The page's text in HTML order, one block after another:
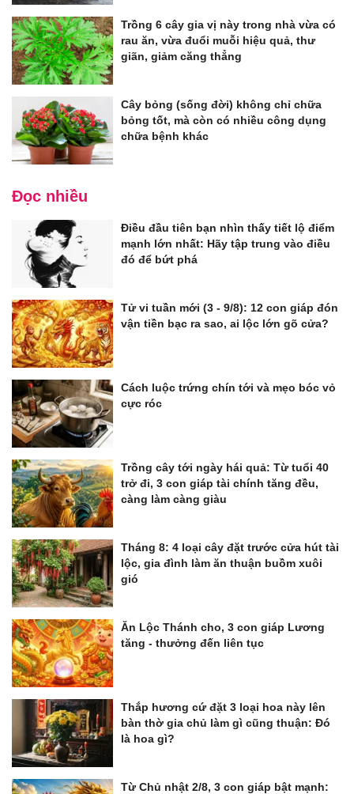
Trồng 6 cây gia vị này trong nhà vừa có
rau ăn, vừa đuổi muỗi hiệu quả, thư
giãn, giảm căng thẳng
Cây bỏng (sống đời) không chỉ chữa
bỏng tốt, mà còn có nhiều công dụng
chữa bệnh khác
Đọc nhiều
Điều đầu tiên bạn nhìn thấy tiết lộ điểm
mạnh lớn nhất: Hãy tập trung vào điều
đó để bứt phá
Tử vi tuần mới (3 - 9/8): 12 con giáp đón
vận tiền bạc ra sao, ai lộc lớn gõ cửa?
Cách luộc trứng chín tới và mẹo bóc vỏ
cực róc
Trồng cây tới ngày hái quả: Từ tuổi 40
trở đi, 3 con giáp tài chính tăng đều,
càng làm càng giàu
Tháng 8: 4 loại cây đặt trước cửa hút tài
lộc, gia đình làm ăn thuận buồm xuôi
gió
Ăn Lộc Thánh cho, 3 con giáp Lương
tăng - thưởng đến liên tục
Thắp hương cứ đặt 3 loại hoa này lên
bàn thờ gia chủ làm gì cũng thuận: Đó
là hoa gì?
Từ Chủ nhật 2/8, 3 con giáp bật mạnh: